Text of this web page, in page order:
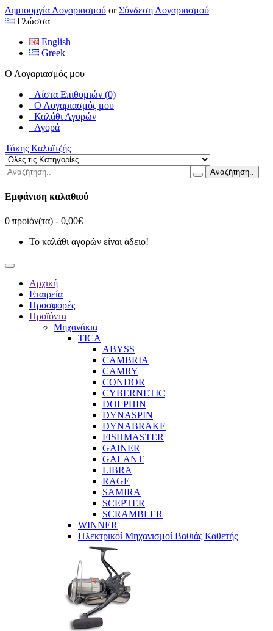
Δημιουργία Λογαριασμού orΣύνδεση Λογαριασμού
Γλώσσα
English
Greek
Ο Λογαριασμός μου
Λίστα Επιθυμιών (0)
Ο Λογαριασμός μου
Καλάθι Αγορών
Αγορά
Τάκης Καλαϊτζής
Αναζήτηση..
Εμφάνιση καλαθιού
0 προϊόν(τα) - 0,00€
Το καλάθι αγορών είναι άδειο!
Αρχική
Εταιρεία
Προσφορές
Προϊόντα
Μηχανάκια
TICA
ABYSS
CAMBRIA
CAMRY
CONDOR
CYBERNETIC
DOLPHIN
DYNASPIN
DYNABRAKE
FISHMASTER
GAINER
GALANT
LIBRA
RAGE
SAMIRA
SCEPTER
SCRAMBLER
WINNER
Ηλεκτρικοί Μηχανισμοί Βαθιάς Καθετής